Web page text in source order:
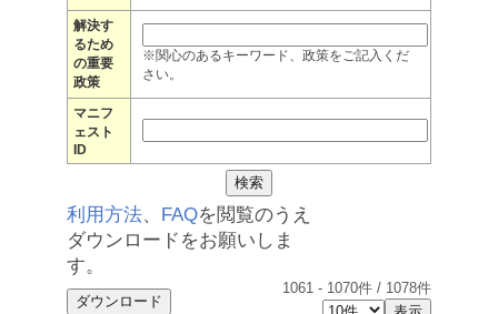
解決す
るため
の重要
政策
※関心のあるキーワード、政策をご記入くだ
さい。
マニフ
ェスト
ID
利用方法、 FAQを閲覧のうえ
ダウンロードをお願いしま
す。
1061 - 1070件 / 1078件